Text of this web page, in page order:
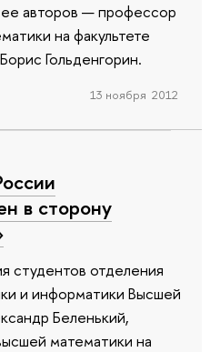
ее авторов — профессор
на факультете
Гольденгорин.
13 ноября 2012
в сторону
студентов отделения
и информатики Высшей
Беленький,
математики на